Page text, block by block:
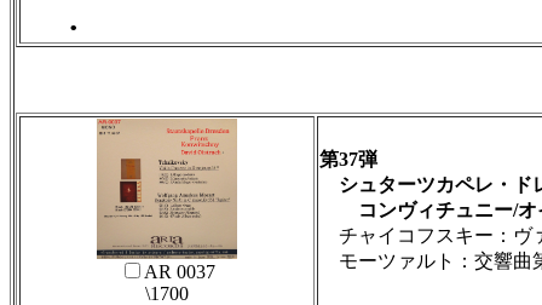
.
AR 0037
\1700
第37弾
シュターツカペレ・ド
コンヴィチュニー/オ
チャイコフスキー：ヴ
モーツァルト：交響曲